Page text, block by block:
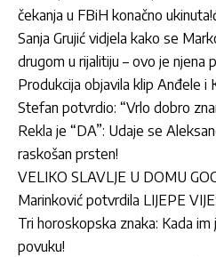
čekanja u FBiH konačno
Sanja Grujić vidjela kako se
drugom u rijalitiju – ovo je njena
Produkcija objavila klip Anđele i
Stefan potvrdio: “Vrlo dobro
Rekla je “DA”: Udaje se
raskošan prsten!
VELIKO SLAVLJE U DOMU
Marinković potvrdila LIJEPE
Tri horoskopska znaka: Kada
povuku!